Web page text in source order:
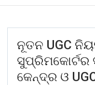
ନୂତନ UGC
ସୁପ୍ରିମକୋର୍ଟର
କେନ୍ଦ୍ର ଓ